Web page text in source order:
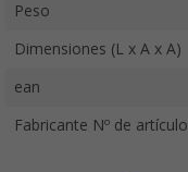
Peso
Dimensiones (L x A x A)
ean
Fabricante Nº de artículo